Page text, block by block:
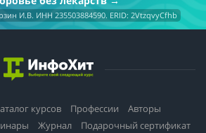
И.В. ИНН 235503884590. ERID: 2VtzqvyCfhb
курсов Профессии
Авторы
Журнал Подарочный сертификат